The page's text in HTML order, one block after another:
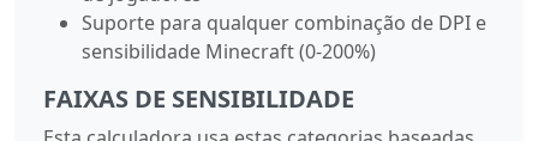
Suporte para qualquer combinação de DPI e
sensibilidade Minecraft (0-200%)
FAIXAS DE SENSIBILIDADE